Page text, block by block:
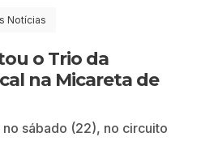
Notícias
o Trio da
na Micareta de
sábado (22), no circuito